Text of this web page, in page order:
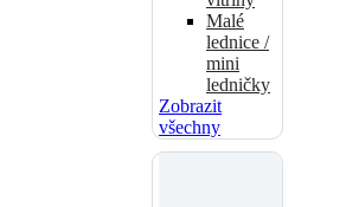
Malé
lednice /
mini
ledničky
Zobrazit
všechny